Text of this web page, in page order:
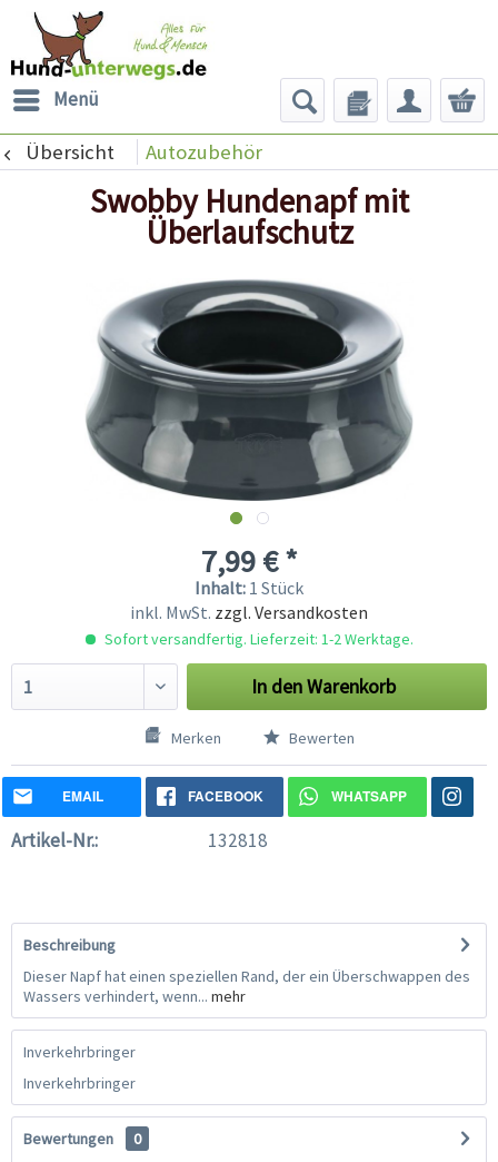
Menü
Übersicht Autozubehör
Swobby Hundenapf mit
Überlaufschutz
7,99 € *
Inhalt: 1 Stück
inkl. MwSt. zzgl. Versandkosten
Sofort versandfertig. Lieferzeit: 1-2 Werktage.
In denWarenkorb
Merken Bewerten
EMAIL FACEBOOK WHATSAPP
Artikel-Nr.: 132818
Beschreibung
Dieser Napf hat einen speziellen Rand, der ein Überschwappen des
Wassers verhindert, wenn... mehr
Inverkehrbringer
Inverkehrbringer
Bewertungen
0